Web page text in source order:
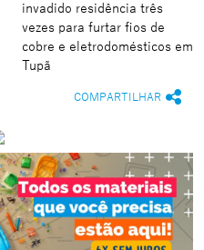
invadido residência três
vezes para furtar fios de
cobre e eletrodomésticos em
Tupã
COMPARTILHAR